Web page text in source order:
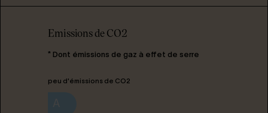
Emissions de CO2
* Dont émissions de gaz à effet de serre
peu d'émissions de CO2